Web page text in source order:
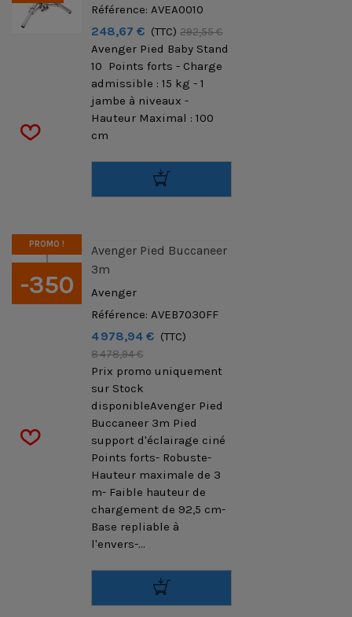
Référence: AVEA0010
248,67 € (TTC) 292,55 €
Avenger Pied Baby Stand
10 Points forts - Charge
admissible : 15 kg - 1
jambe à niveaux -
Hauteur Maximal : 100
cm
PROMO !
-350
Avenger Pied Buccaneer
3m
Avenger
Référence: AVEB7030FF
4 978,94 € (TTC)
8 478,94 €
Prix promo uniquement
sur Stock
disponibleAvenger Pied
Buccaneer 3m Pied
support d'éclairage ciné
Points forts- Robuste-
Hauteur maximale de 3
m- Faible hauteur de
chargement de 92,5 cm-
Base repliable à
l'envers-...